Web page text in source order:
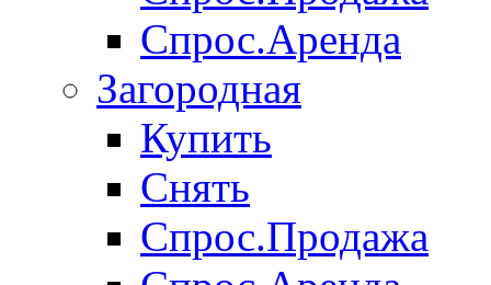
Спрос.Аренда
Загородная
Купить
Снять
Спрос.Продажа